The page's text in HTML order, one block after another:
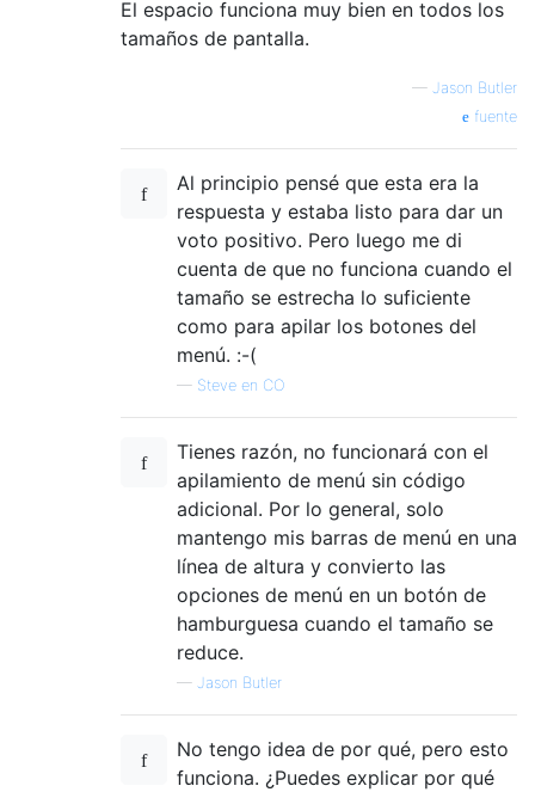
El espacio funciona muy bien en todos los
tamaños de pantalla.
— Jason Butler
fuente
Al principio pensé que esta era la
respuesta y estaba listo para dar un
voto positivo. Pero luego me di
cuenta de que no funciona cuando el
tamaño se estrecha lo suficiente
como para apilar los botones del
menú. :-(
— Steve en CO
Tienes razón, no funcionará con el
apilamiento de menú sin código
adicional. Por lo general, solo
mantengo mis barras de menú en una
línea de altura y convierto las
opciones de menú en un botón de
hamburguesa cuando el tamaño se
reduce.
— Jason Butler
No tengo idea de por qué, pero esto
funciona. ¿Puedes explicar por qué